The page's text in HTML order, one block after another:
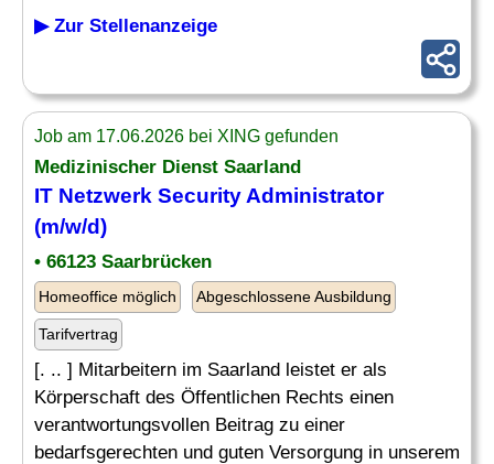
▶ Zur Stellenanzeige
Job am 17.06.2026 bei XING gefunden
Medizinischer Dienst Saarland
IT Netzwerk Security Administrator
(m/w/d)
• 66123 Saarbrücken
Homeoffice möglich Abgeschlossene Ausbildung
Tarifvertrag
[. .. ] Mitarbeitern im Saarland leistet er als
Körperschaft des Öffentlichen Rechts einen
verantwortungsvollen Beitrag zu einer
bedarfsgerechten und guten Versorgung in unserem